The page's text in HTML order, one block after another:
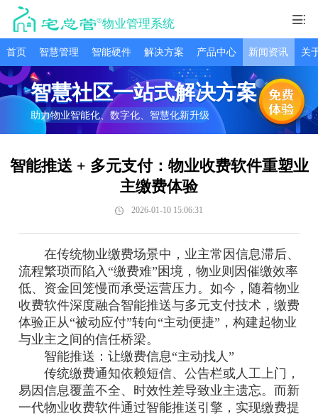
物业管理系统
首页 智慧管理 智能硬件 解决方案 产品中心 新闻资讯 关
智慧社区一站式解决方案
助力物业智能化、数字化、智慧化新升级
智能推送 + 多元支付：物业收费软件重塑业
主缴费体验
2026-01-10 15:06:31
在传统物业缴费场景中，业主常因信息滞后、
流程繁琐而陷入“缴费难”困境，物业则因催缴效率
低、资金回笼慢而承受运营压力。如今，随着物业
收费软件深度融合智能推送与多元支付技术，缴费
体验正从“被动应付”转向“主动便捷”，构建起物业
与业主之间的信任桥梁。
智能推送：让缴费信息“主动找人”
传统缴费通知依赖短信、公告栏或人工上门，
易因信息覆盖不全、时效性差导致业主遗忘。而新
一代物业收费软件通过智能推送引擎，实现缴费提